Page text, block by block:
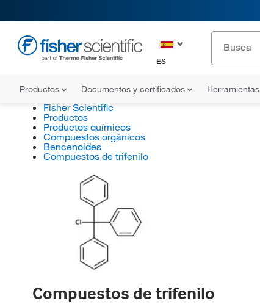
ES
Productos Documentos y certificados Herramientas
Fisher Scientific
Productos
Productos químicos
Compuestos orgánicos
Bencenoides
Compuestos de trifenilo
Compuestos de trifenilo